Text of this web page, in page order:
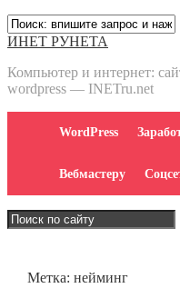
ИНЕТ РУНЕТА
Компьютер и интернет:
wordpress — INETru.net
WordPress
Вебмастеру
Метка: нейминг